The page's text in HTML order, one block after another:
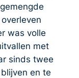
was volle
met
sinds twee
en te